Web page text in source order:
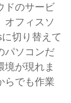
ドのサービ
オフィスソ
切り替えて
パソコンだ
境が現れま
らでも作業